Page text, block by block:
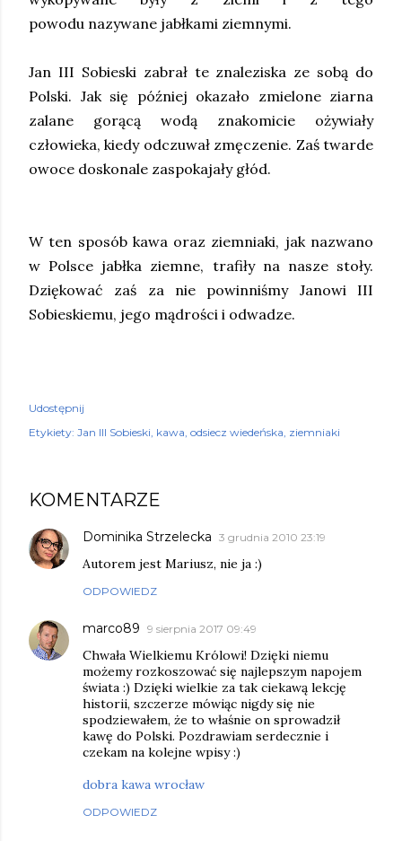
powodu nazywane jabłkami ziemnymi.
Jan III Sobieski zabrał te znaleziska ze sobą do
Polski. Jak się później okazało zmielone ziarna
zalane gorącą wodą znakomicie ożywiały
człowieka, kiedy odczuwał zmęczenie. Zaś twarde
owoce doskonale zaspokajały głód.
W ten sposób kawa oraz ziemniaki, jak nazwano
w Polsce jabłka ziemne, trafiły na nasze stoły.
Dziękować zaś za nie powinniśmy Janowi III
Sobieskiemu, jego mądrości i odwadze.
Udostępnij
Etykiety: Jan III Sobieski kawa odsiecz wiedeńska ziemniaki
KOMENTARZE
Dominika Strzelecka 3 grudnia 2010 23:19
Autorem jest Mariusz, nie ja :)
ODPOWIEDZ
marco89 9 sierpnia 2017 09:49
Chwała Wielkiemu Królowi! Dzięki niemu
możemy rozkoszować się najlepszym napojem
świata :) Dzięki wielkie za tak ciekawą lekcję
historii, szczerze mówiąc nigdy się nie
spodziewałem, że to właśnie on sprowadził
kawę do Polski. Pozdrawiam serdecznie i
czekam na kolejne wpisy :)
dobra kawa wrocław
ODPOWIEDZ